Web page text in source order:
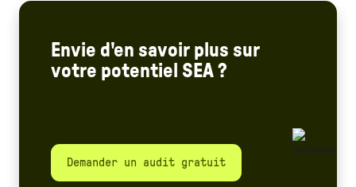
Envie d'en savoir plus sur
votre potentiel SEA ?
Demander un audit gratuit